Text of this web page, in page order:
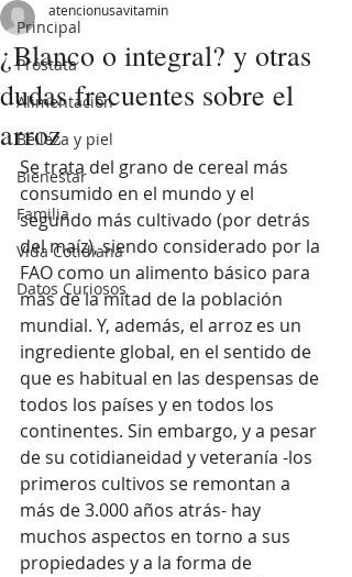
Principal
Próstata
Alimentación
Belleza y piel
Bienestar
Familia
Vida Cotidiana
Datos Curiosos
¿Blanco o integral? y otras
dudas frecuentes sobre el
arroz
atencionusavitamin
Se trata del grano de cereal más
consumido en el mundo y el
segundo más cultivado (por detrás
del maíz), siendo considerado por la
FAO como un alimento básico para
más de la mitad de la población
mundial. Y, además, el arroz es un
ingrediente global, en el sentido de
que es habitual en las despensas de
todos los países y en todos los
continentes. Sin embargo, y a pesar
de su cotidianeidad y veteranía -los
primeros cultivos se remontan a
más de 3.000 años atrás- hay
muchos aspectos en torno a sus
propiedades y a la forma de